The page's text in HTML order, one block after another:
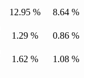
12.95 %
8.64 %
1.29 %
0.86 %
1.62 %
1.08 %